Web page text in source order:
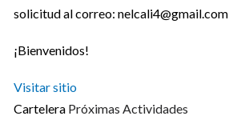
solicitud al correo: nelcali4@gmail.com
¡Bienvenidos!
Visitar sitio
CarteleraPróximas Actividades